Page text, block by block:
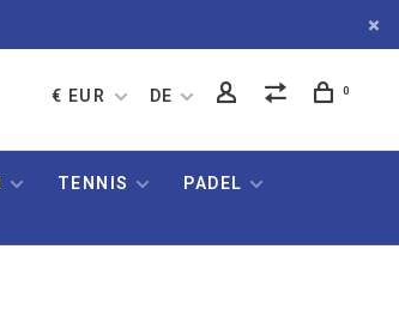
€ EUR DE 0
TENNIS
PADEL